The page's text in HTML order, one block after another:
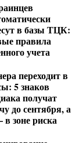
в базы ТЦК:
правила
учета
переходит в
5 знаков
получат
до сентября, а
зоне риска